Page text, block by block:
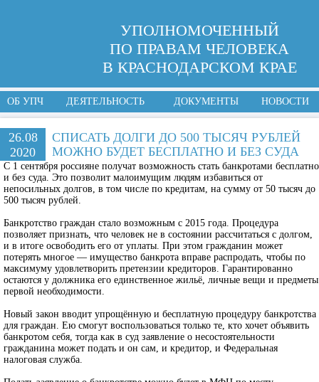
УПОЛНОМОЧЕННЫЙ
ПО ПРАВАМ ЧЕЛОВЕКА
В КРАСНОДАРСКОМ КРАЕ
ОБ УПЧ ДЕЯТЕЛЬНОСТЬ ДОКУМЕНТЫ НОВОСТИ
26.08
2020
СПИСАТЬ ДОЛГИ ДО 500 ТЫСЯЧ РУБЛЕЙ
МОЖНО БУДЕТ БЕСПЛАТНО И БЕЗ СУДА
С 1 сентября россияне получат возможность стать банкротами бесплатно
и без суда. Это позволит малоимущим людям избавиться от
непосильных долгов, в том числе по кредитам, на сумму от 50 тысяч до
500 тысяч рублей.
Банкротство граждан стало возможным с 2015 года. Процедура
позволяет признать, что человек не в состоянии рассчитаться с долгом,
и в итоге освободить его от уплаты. При этом гражданин может
потерять многое — имущество банкрота вправе распродать, чтобы по
максимуму удовлетворить претензии кредиторов. Гарантированно
остаются у должника его единственное жильё, личные вещи и предметы
первой необходимости.
Новый закон вводит упрощённую и бесплатную процедуру банкротства
для граждан. Ею смогут воспользоваться только те, кто хочет объявить
банкротом себя, тогда как в суд заявление о несостоятельности
гражданина может подать и он сам, и кредитор, и Федеральная
налоговая служба.